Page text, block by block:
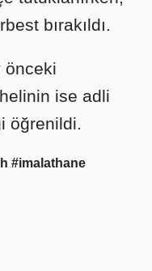
bırakıldı.
önceki
ise adli
öğrenildi.
#imalathane